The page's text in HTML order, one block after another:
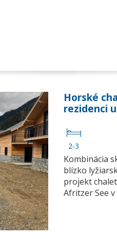
Horské
rezidenci
2-3
Kombinácia
blízko
projekt
Afritzer See